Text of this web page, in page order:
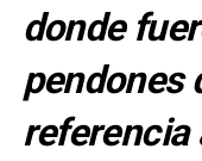
donde
pendones
referencia